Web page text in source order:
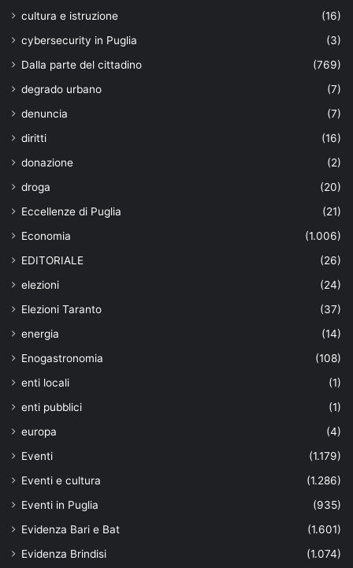
cultura e istruzione
(16)
cybersecurity in Puglia
(3)
Dalla parte del cittadino
(769)
degrado urbano
(7)
denuncia
(7)
diritti
(16)
donazione
(2)
droga
(20)
Eccellenze di Puglia
(21)
Economia
(1.006)
EDITORIALE
(26)
elezioni
(24)
Elezioni Taranto
(37)
energia
(14)
Enogastronomia
(108)
enti locali
(1)
enti pubblici
(1)
europa
(4)
Eventi
(1.179)
Eventi e cultura
(1.286)
Eventi in Puglia
(935)
Evidenza Bari e Bat
(1.601)
Evidenza Brindisi
(1.074)